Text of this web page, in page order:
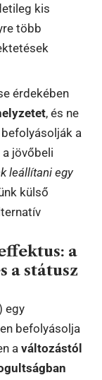
kis
több
érdekében
, és ne
a
jövőbeli
leállítani egy
külső
a
a státusz
egy
befolyásolja
a változástól